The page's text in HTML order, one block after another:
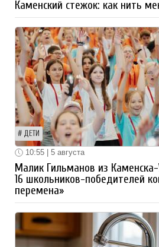
Каменский стежок: как нить
ДЕТИ
10:55 | 5 августа
Малик Гильманов из Каменска-
16 школьников-победителей
перемена»